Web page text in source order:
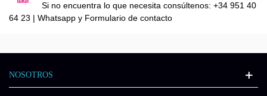
Si no encuentra lo que necesita consúltenos: +34 951 40
64 23 | Whatsapp y Formulario de contacto
NOSOTROS